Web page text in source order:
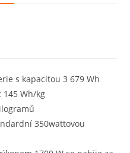
s kapacitou 3 679 Wh
145 Wh/kg
350wattovou